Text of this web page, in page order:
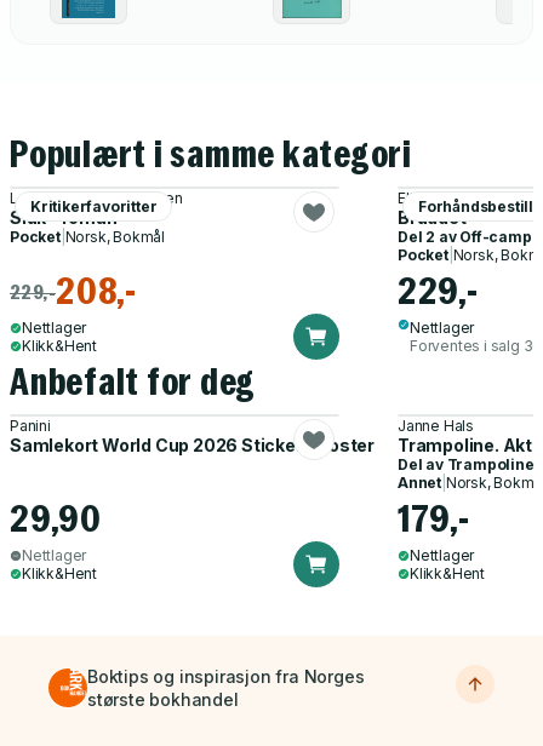
Populært i samme kategori
Kritikerfavoritter
Lars Saabye Christensen
Sluk - roman
Pocket| Norsk, Bokmål
229,-208,-
Nettlager
Klikk&Hent
Forhåndsbestill
Elle Kennedy
Bruddet
Del 2 av Off-
Pocket| Norsk,
229,-
Nettlager
Forventes i salg
Anbefalt for deg
Panini
Samlekort World Cup 2026 Sticker Booster
29,90
Nettlager
Klikk&Hent
Janne Hals
Trampoline.
Del av Trampoline
Annet| Norsk,
179,-
Nettlager
Klikk&Hent
Boktips og inspirasjon fra Norges
største bokhandel